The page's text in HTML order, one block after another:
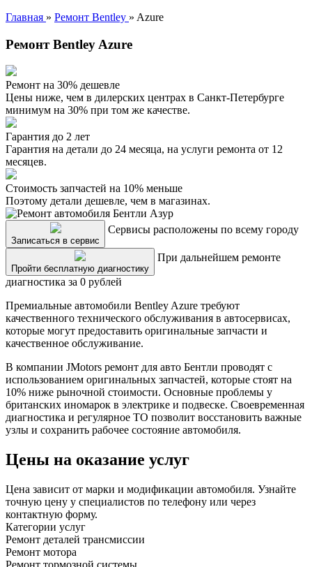
Главная » Ремонт Bentley » Azure
Ремонт Bentley Azure
Ремонт на 30% дешевле
Цены ниже, чем в дилерских центрах в Санкт-Петербурге
минимум на 30% при том же качестве.
Гарантия до 2 лет
Гарантия на детали до 24 месяца, на услуги ремонта от 12
месяцев.
Стоимость запчастей на 10% меньше
Поэтому детали дешевле, чем в магазинах.
Записаться в сервис
Сервисы расположены по всему городу
Пройти бесплатную диагностику
При дальнейшем ремонте
диагностика за 0 рублей
Премиальные автомобили Bentley Azure требуют
качественного технического обслуживания в автосервисах,
которые могут предоставить оригинальные запчасти и
качественное обслуживание.
В компании JMotors ремонт для авто Бентли проводят с
использованием оригинальных запчастей, которые стоят на
10% ниже рыночной стоимости. Основные проблемы у
британских иномарок в электрике и подвеске. Своевременная
диагностика и регулярное ТО позволит восстановить важные
узлы и сохранить рабочее состояние автомобиля.
Цены на оказание услуг
Цена зависит от марки и модификации автомобиля. Узнайте
точную цену у специалистов по телефону или через
контактную форму.
Категории услуг
Ремонт деталей трансмиссии
Ремонт мотора